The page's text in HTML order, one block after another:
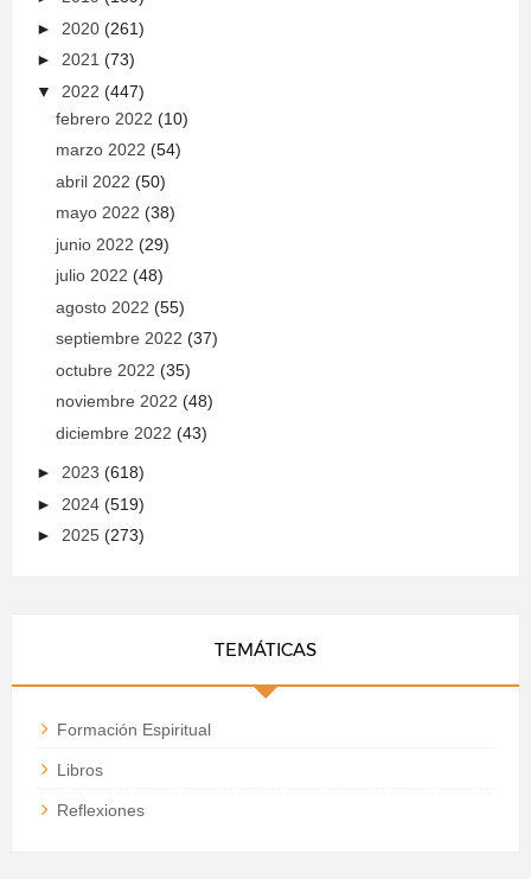
► 2020 (261)
► 2021 (73)
▼ 2022 (447)
febrero 2022 (10)
marzo 2022 (54)
abril 2022 (50)
mayo 2022 (38)
junio 2022 (29)
julio 2022 (48)
agosto 2022 (55)
septiembre 2022 (37)
octubre 2022 (35)
noviembre 2022 (48)
diciembre 2022 (43)
► 2023 (618)
► 2024 (519)
► 2025 (273)
TEMÁTICAS
Formación Espiritual
Libros
Reflexiones